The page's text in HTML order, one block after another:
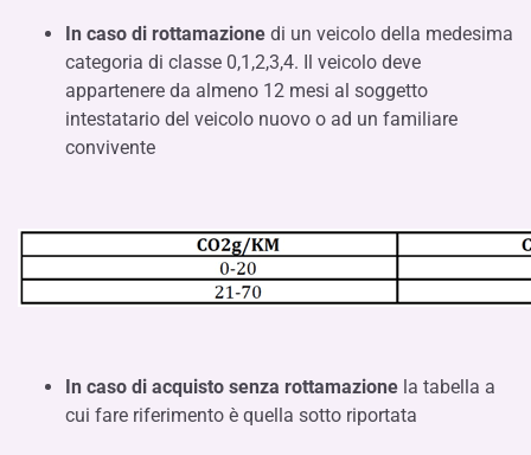
In caso di rottamazione di un veicolo della medesima
categoria di classe 0,1,2,3,4. Il veicolo deve
appartenere da almeno 12 mesi al soggetto
intestatario del veicolo nuovo o ad un familiare
convivente
In caso di acquisto senza rottamazione la tabella a
cui fare riferimento è quella sotto riportata